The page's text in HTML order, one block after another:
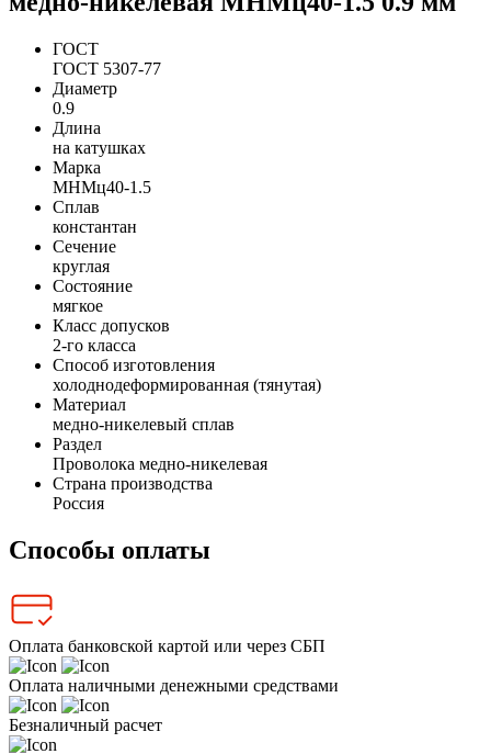
ГОСТ
ГОСТ 5307-77
Диаметр
0.9
Длина
на катушках
Марка
МНМц40-1.5
Сплав
константан
Сечение
круглая
Состояние
мягкое
Класс допусков
2-го класса
Способ изготовления
холоднодеформированная (тянутая)
Материал
медно-никелевый сплав
Раздел
Проволока медно-никелевая
Страна производства
Россия
Способы оплаты
Оплата банковской картой или через СБП
Оплата наличными денежными средствами
Безналичный расчет